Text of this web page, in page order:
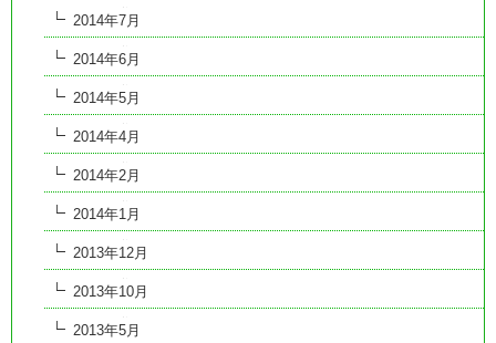
2014年7月
2014年6月
2014年5月
2014年4月
2014年2月
2014年1月
2013年12月
2013年10月
2013年5月